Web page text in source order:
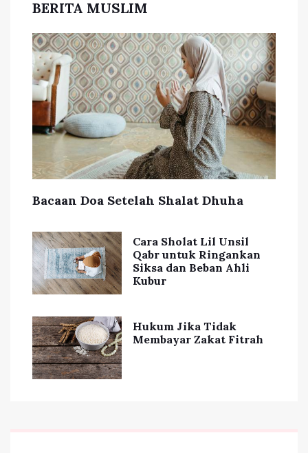
BERITA MUSLIM
Bacaan Doa Setelah Shalat Dhuha
Cara Sholat Lil Unsil
Qabr untuk Ringankan
Siksa dan Beban Ahli
Kubur
Hukum Jika Tidak
Membayar Zakat Fitrah